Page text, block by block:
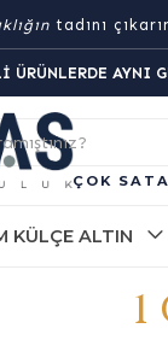
tadını
ÜRÜNLERDE AYNI
ÇOK
KÜLÇE ALTIN